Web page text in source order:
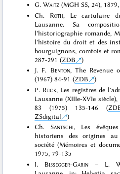
G.Waitz (MGH SS, 24),
Ch. Roth, Le cartulaire
Lausanne. Sa
l'historiographie romande,
l'histoire du droit et des
bourguignons, comtois et
287-291 (ZDB
)
J. F. Benton, The Revenue
(1967) 84-91 (ZDB
)
P. Rück, Les registres de
Lausanne (XIIIe-XVIe
83 (1975) 135-146 (
ZSdigital
)
Ch.Santschi, Les
historiens des origines
société (Mémoires et
1975, 79-135
I. Bissegger-Garin – L.